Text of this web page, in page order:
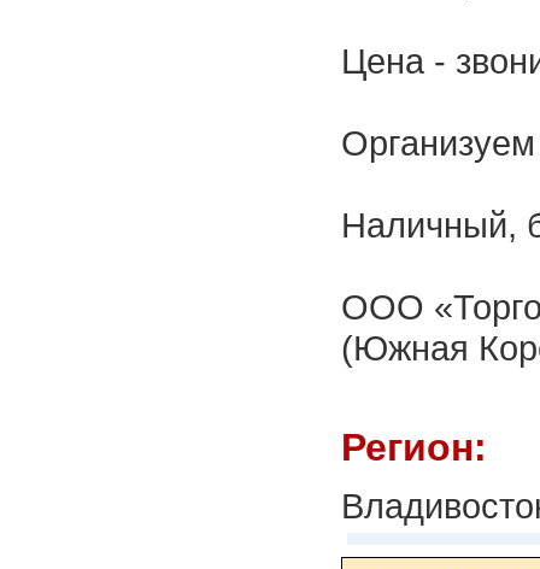
Цена -
Наличный,
ООО
(Южная
Регион: